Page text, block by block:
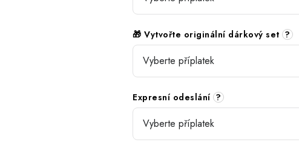
🎁 Vytvořte originální dárkový set ?
Expresní odeslání ?